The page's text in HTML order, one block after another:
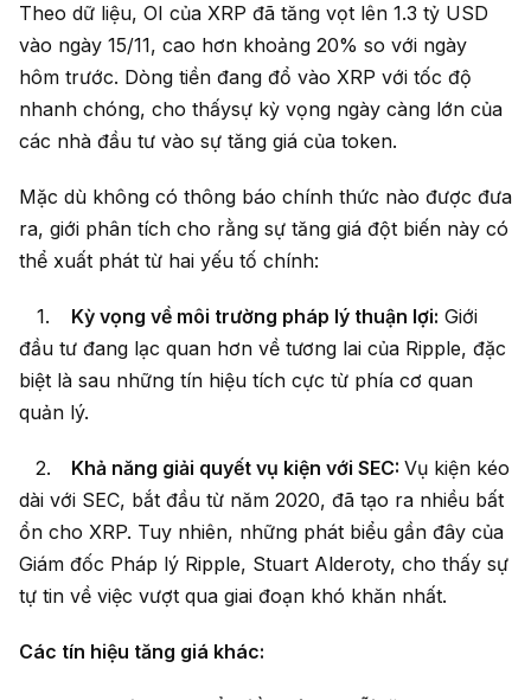
Theo dữ liệu, OI của XRP đã tăng vọt lên 1.3 tỷ USD
vào ngày 15/11, cao hơn khoảng 20% so với ngày
hôm trước. Dòng tiền đang đổ vào XRP với tốc độ
nhanh chóng, cho thấysự kỳ vọng ngày càng lớn của
các nhà đầu tư vào sự tăng giá của token.
Mặc dù không có thông báo chính thức nào được đưa
ra, giới phân tích cho rằng sự tăng giá đột biến này có
thể xuất phát từ hai yếu tố chính:
Kỳ vọng về môi trường pháp lý thuận lợi: Giới
đầu tư đang lạc quan hơn về tương lai của Ripple, đặc
biệt là sau những tín hiệu tích cực từ phía cơ quan
quản lý.
Khả năng giải quyết vụ kiện với SEC: Vụ kiện kéo
dài với SEC, bắt đầu từ năm 2020, đã tạo ra nhiều bất
ổn cho XRP. Tuy nhiên, những phát biểu gần đây của
Giám đốc Pháp lý Ripple, Stuart Alderoty, cho thấy sự
tự tin về việc vượt qua giai đoạn khó khăn nhất.
Các tín hiệu tăng giá khác: